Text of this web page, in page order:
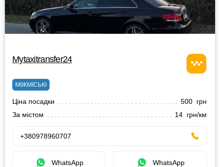
Mytaxitransfer24
МІЖМІСЬКІ
Ціна посадки
500 грн
За містом
14 грн/км
+380978960707
WhatsApp WhatsApp